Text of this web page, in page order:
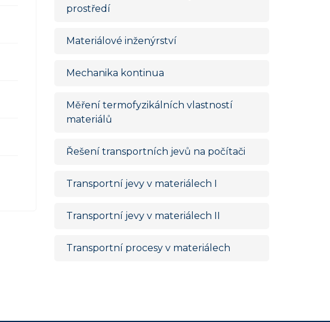
prostředí
Materiálové inženýrství
Mechanika kontinua
Měření termofyzikálních vlastností
materiálů
Řešení transportních jevů na počítači
Transportní jevy v materiálech I
Transportní jevy v materiálech II
Transportní procesy v materiálech